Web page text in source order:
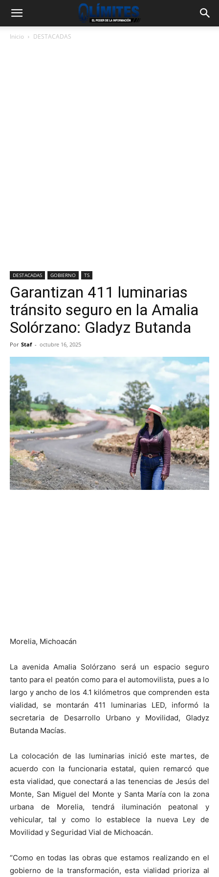
Inicio DESTACADAS
DESTACADAS GOBIERNO TS
Garantizan 411 luminarias
tránsito seguro en la Amalia
Solórzano: Gladyz Butanda
Por Staf - octubre 16, 2025
Morelia, Michoacán
La avenida Amalia Solórzano será un espacio seguro
tanto para el peatón como para el automovilista, pues a lo
largo y ancho de los 4.1 kilómetros que comprenden esta
vialidad, se montarán 411 luminarias LED, informó la
secretaria de Desarrollo Urbano y Movilidad, Gladyz
Butanda Macías.
La colocación de las luminarias inició este martes, de
acuerdo con la funcionaria estatal, quien remarcó que
esta vialidad, que conectará a las tenencias de Jesús del
Monte, San Miguel del Monte y Santa María con la zona
urbana de Morelia, tendrá iluminación peatonal y
vehicular, tal y como lo establece la nueva Ley de
Movilidad y Seguridad Vial de Michoacán.
“Como en todas las obras que estamos realizando en el
gobierno de la transformación, esta vialidad prioriza al